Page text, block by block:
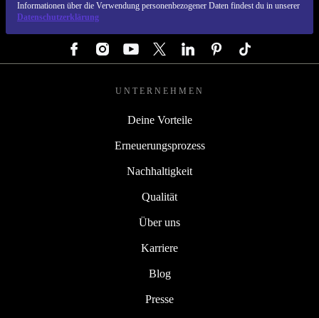
Informationen über die Verwendung personenbezogener Daten findest du in unserer
Datenschutzerklärung
UNTERNEHMEN
Deine Vorteile
Erneuerungsprozess
Nachhaltigkeit
Qualität
Über uns
Karriere
Blog
Presse